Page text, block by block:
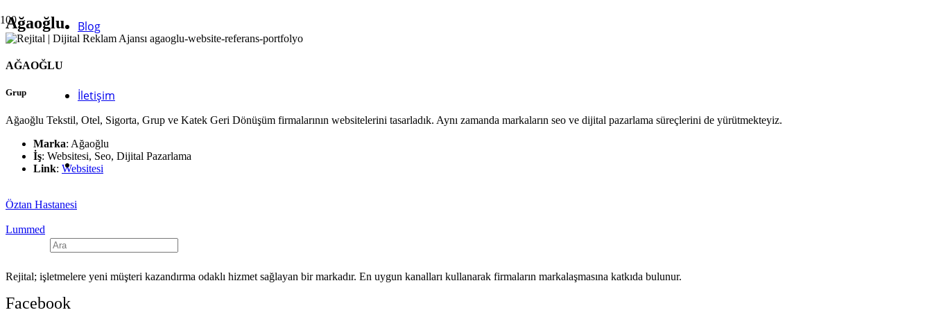
Blog
İletişim
Ağaoğlu
AĞAOĞLU
Grup
Ağaoğlu Tekstil, Otel, Sigorta, Grup ve Katek Geri Dönüşüm firmalarının websitelerini tasarladık. Aynı zamanda markaların seo ve dijital pazarlama süreçlerini de yürütmekteyiz.
Marka: Ağaoğlu
İş: Websitesi, Seo, Dijital Pazarlama
Link: Websitesi
Öztan Hastanesi
Lummed
Rejital; işletmelere yeni müşteri kazandırma odaklı hizmet sağlayan bir markadır. En uygun kanalları kullanarak firmaların markalaşmasına katkıda bulunur.
Facebook